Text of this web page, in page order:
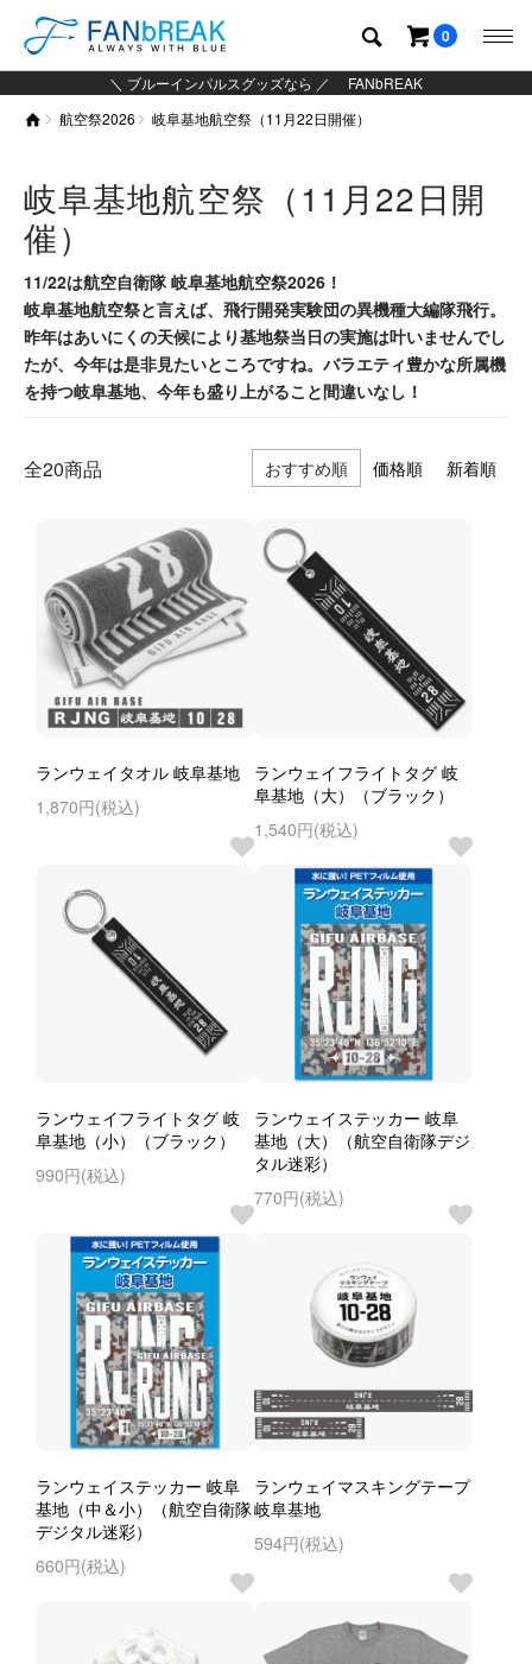
＼ ブルーインパルスグッズなら ／ FANbREAK
0
航空祭2026 岐阜基地航空祭（11月22日開催）
岐阜基地航空祭（11月22日開
催）
11/22は航空自衛隊 岐阜基地航空祭2026！
岐阜基地航空祭と言えば、飛行開発実験団の異機種大編隊飛行。
昨年はあいにくの天候により基地祭当日の実施は叶いませんでし
たが、今年は是非見たいところですね。バラエティ豊かな所属機
を持つ岐阜基地、今年も盛り上がること間違いなし！
全20商品 おすすめ順 価格順 新着順
ランウェイタオル 岐阜基地
1,870円(税込)
ランウェイフライトタグ 岐
阜基地（大）（ブラック）
1,540円(税込)
ランウェイフライトタグ 岐
阜基地（小）（ブラック）
990円(税込)
ランウェイステッカー 岐阜
基地（大）（航空自衛隊デジ
タル迷彩）
770円(税込)
ランウェイステッカー 岐阜
基地（中＆小）（航空自衛隊
デジタル迷彩）
660円(税込)
ランウェイマスキングテープ
岐阜基地
594円(税込)